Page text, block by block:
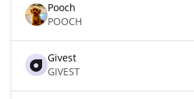
Pooch
POOCH
Givest
GIVEST